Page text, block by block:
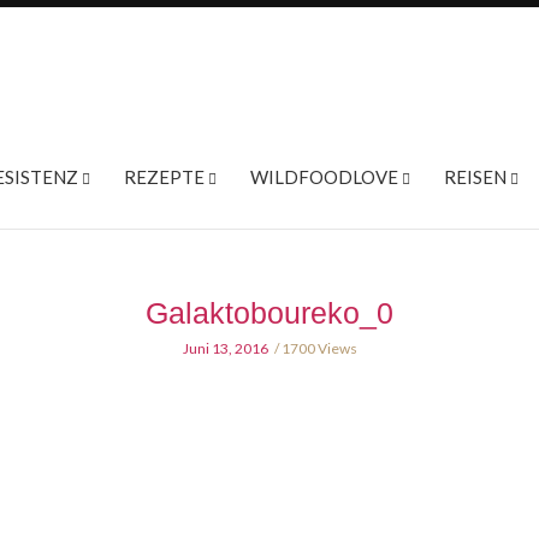
REZEPTE WILDFOODLOVE REISEN
Galaktoboureko_0
Juni 13, 2016 1700 Views